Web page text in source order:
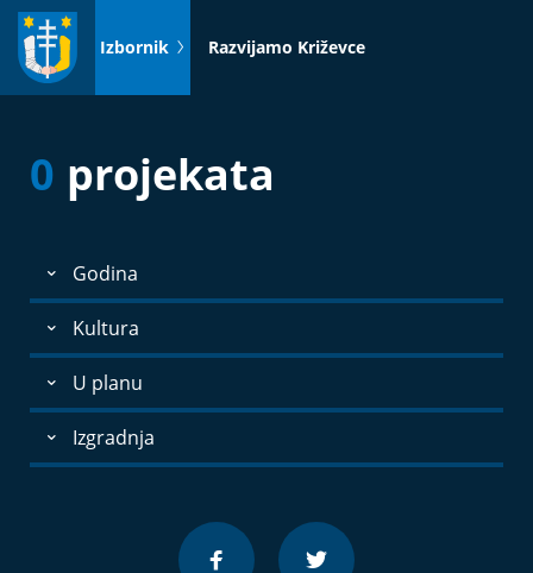
Idi
sadržaj
Izbornik Razvijamo Križevce
0 projekata
Godina
Kultura
U planu
Izgradnja